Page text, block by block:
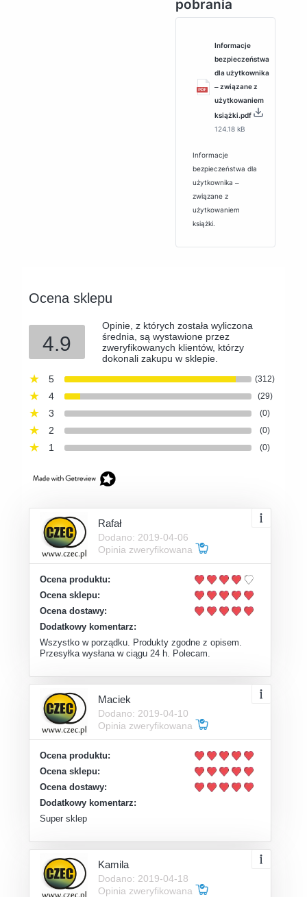
pobrania
Informacje
bezpieczeństwa
dla użytkownika
‒ związane z
użytkowaniem
książki.pdf
124.18 kB
Informacje
bezpieczeństwa dla
użytkownika ‒
związane z
użytkowaniem
książki.
Ocena sklepu
4.9
Opinie, z których została wyliczona
średnia, są wystawione przez
zweryfikowanych klientów, którzy
dokonali zakupu w sklepie.
5
(312)
4 (29)
3 (0)
2 (0)
1 (0)
Rafał
Dodano: 2019-04-06
Opinia zweryfikowana
Ocena produktu:
Ocena sklepu:
Ocena dostawy:
Dodatkowy komentarz:
Wszystko w porządku. Produkty zgodne z opisem.
Przesyłka wysłana w ciągu 24 h. Polecam.
Maciek
Dodano: 2019-04-10
Opinia zweryfikowana
Ocena produktu:
Ocena sklepu:
Ocena dostawy:
Dodatkowy komentarz:
Super sklep
Kamila
Dodano: 2019-04-18
Opinia zweryfikowana